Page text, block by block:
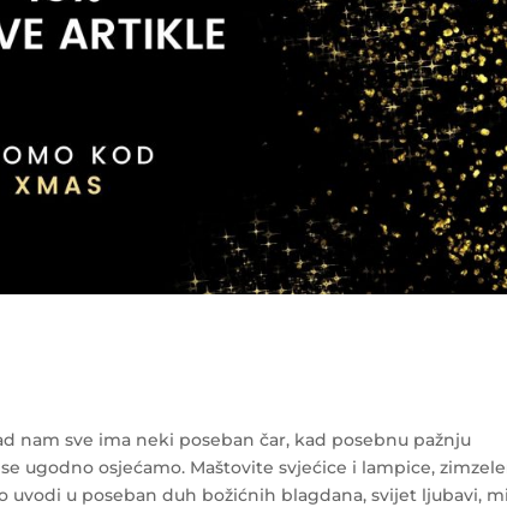
nam sve ima neki poseban čar, kad posebnu pažnju
ugodno osjećamo. Maštovite svjećice i lampice,
uvodi u poseban duh božićnih blagdana, svijet ljubavi,